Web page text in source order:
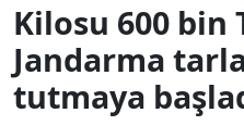
Kilosu 600 bin
Jandarma
tutmaya